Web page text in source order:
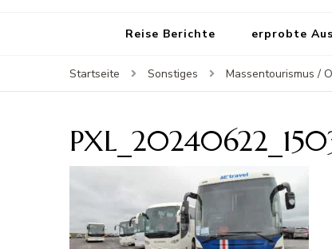
Reise Berichte erprobte
Startseite Sonstiges Massentourismus /